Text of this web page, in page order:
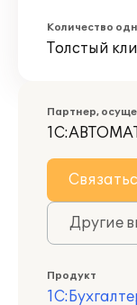
Количество
Толстый
Партнер,
Другие
Продукт